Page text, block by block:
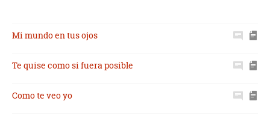
Mi mundo en tus ojos
Te quise como si fuera posible
Como te veo yo